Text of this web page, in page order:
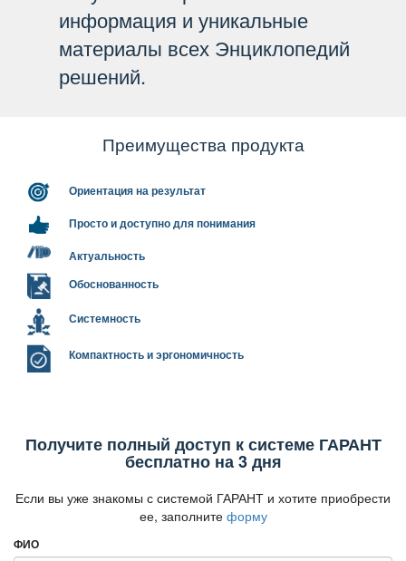
информация и уникальные
материалы всех Энциклопедий
решений.
Преимущества продукта
Ориентация на результат
Просто и доступно для понимания
Актуальность
Обоснованность
Системность
Компактность и эргономичность
Получите полный доступ к системе ГАРАНТ
есплатно на 3 дня
Если вы уже знакомы с системой ГАРАНТ и хотите приобрести
ее, заполните форму
ФИО